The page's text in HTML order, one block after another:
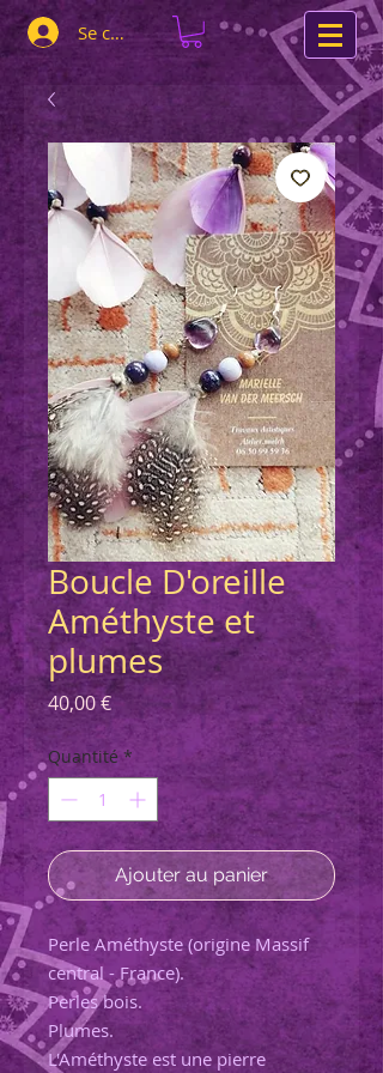
Se connecter
Boucle D'oreille
Améthyste et
plumes
40,00 €Prix
Quantité *
Ajouter au panier
Perle Améthyste (origine Massif
central - France).
Perles bois.
Plumes.
L'Améthyste est une pierre